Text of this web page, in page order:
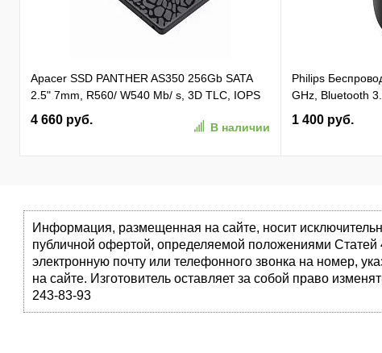
Apacer SSD PANTHER AS350 256Gb SATA
2.5" 7mm, R560/ W540 Mb/ s, 3D TLC, IOPS
81K/ 74K, MTBF 1,5M, 180TBW,
(AP256GAS350-1)
4 660 руб.
В наличии
Philips
GHz, Bluetooth
бесшумная
(SPK7407B/01)
1 400 руб.
Информация, размещенная на сайте, носит
публичной офертой, определяемой положениями
электронную почту или телефонного звонка на номер,
на сайте. Изготовитель оставляет за собой право
243-83-93